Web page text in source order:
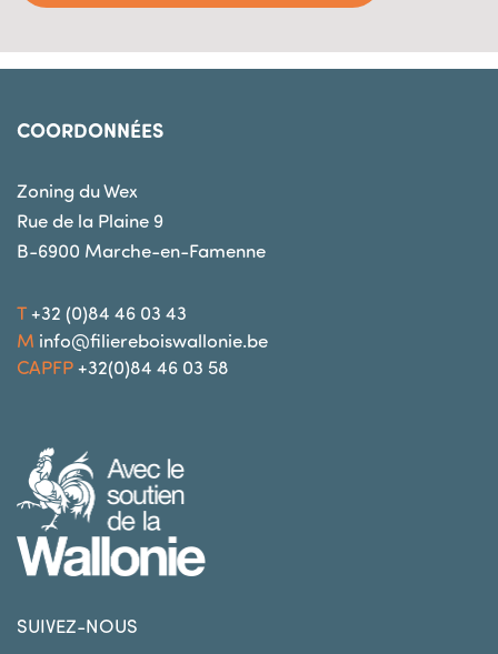
COORDONNÉES
Zoning du Wex
Rue de la Plaine 9
B-6900 Marche-en-Famenne
T+32 (0)84 46 03 43
M info@filiereboiswallonie.be
CAPFP+32(0)84 46 03 58
IMAGE
SUIVEZ-NOUS